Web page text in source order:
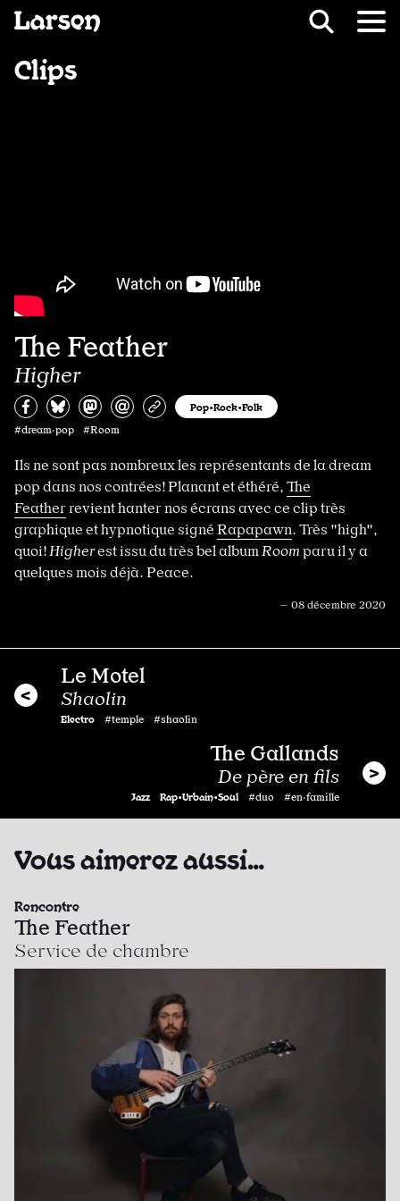
Fil d’ariane
Clips
The Feather
Higher
Partagez sur Facebook
Partager sur Bluesky
Partager sur Mastodon
Partagez par e-mail
Copiez l’urlPop•Rock•Folk
#dream·pop #Room
Ils ne sont pas nombreux les représentants de la dream
pop dans nos contrées! Planant et éthéré, The
Feather revient hanter nos écrans avec ce clip très
graphique et hypnotique signé Rapapawn. Très "high",
quoi! Higherest issu du très bel album Room paru il y a
quelques mois déjà. Peace.
— 08 décembre 2020
Le Motel
Shaolin
Electro #temple #shaolin
The Gallands
De père en fils
Jazz Rap•Urbain•Soul #duo #en·famille
Vous aimerez aussi…
Rencontre
The Feather
Service de chambre